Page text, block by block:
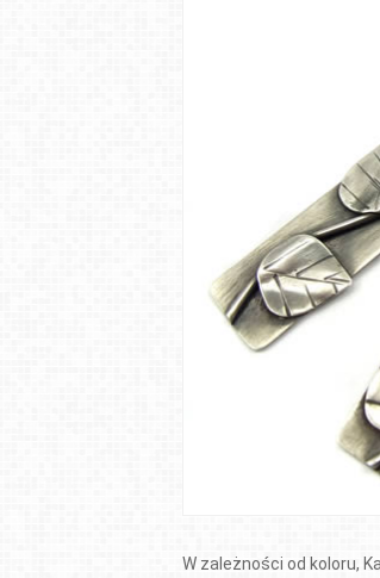
W zależności od koloru,